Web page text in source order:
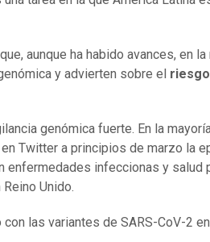
aunque ha habido avances, en
y advierten sobre el riesgo
genómica fuerte. En la
Twitter a principios de marzo la
enfermedades infeccionas y salud
Unido.
las variantes de SARS-CoV-2